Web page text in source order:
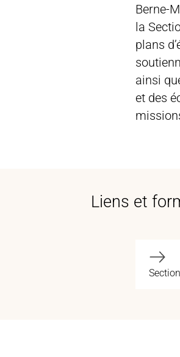
Berne-
la
plans
ainsi
et des
Liens et